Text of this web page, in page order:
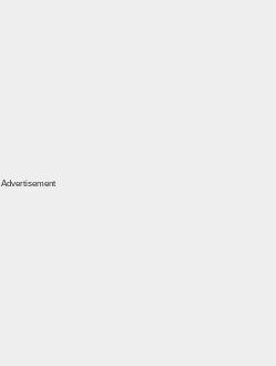
Advertisement